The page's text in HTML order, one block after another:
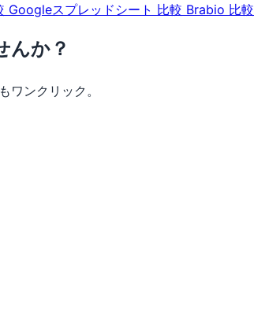
Googleスプレッドシート 比較 Brabio 比較
んか？
ワンクリック。